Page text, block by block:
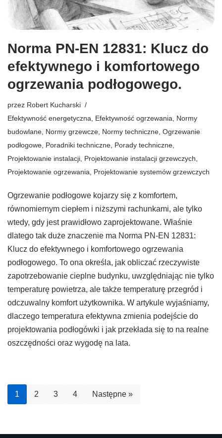
Norma PN-EN 12831: Klucz do
efektywnego i komfortowego
ogrzewania podłogowego.
przez Robert Kucharski
Efektywność energetyczna
Efektywność ogrzewania
Normy
budowlane Normy grzewcze Normy techniczne Ogrzewanie
podłogowe Poradniki techniczne Porady techniczne
Projektowanie instalacji Projektowanie instalacji grzewczych
Projektowanie ogrzewania
Projektowanie systemów grzewczych
Ogrzewanie podłogowe kojarzy się z komfortem,
równomiernym ciepłem i niższymi rachunkami, ale tylko
wtedy, gdy jest prawidłowo zaprojektowane. Właśnie
dlatego tak duże znaczenie ma Norma PN-EN 12831:
Klucz do efektywnego i komfortowego ogrzewania
podłogowego. To ona określa, jak obliczać rzeczywiste
zapotrzebowanie cieplne budynku, uwzględniając nie tylko
temperaturę powietrza, ale także temperaturę przegród i
odczuwalny komfort użytkownika. W artykule wyjaśniamy,
dlaczego temperatura efektywna zmienia podejście do
projektowania podłogówki i jak przekłada się to na realne
oszczędności oraz wygodę na lata.
1 2 3 4 Następne »